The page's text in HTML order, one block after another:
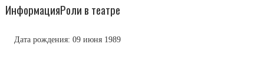
ИнформацияРоли в театре
Дата рождения: 09 июня 1989